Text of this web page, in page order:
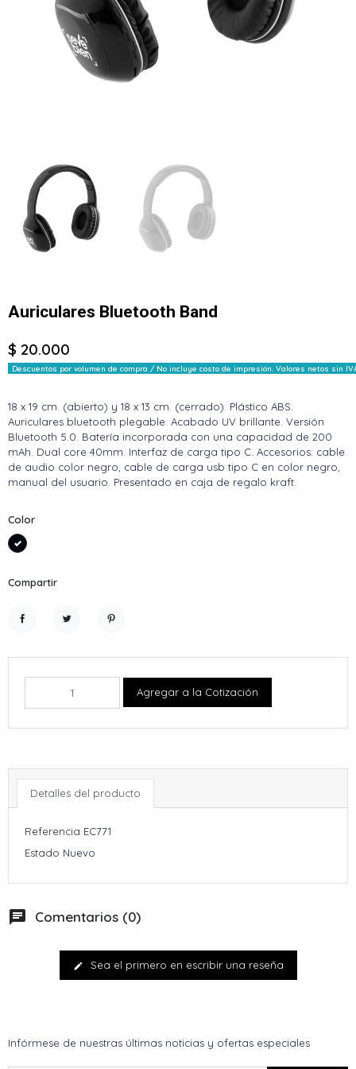
Auriculares Bluetooth Band
$ 20.000
Descuentos por volumen de compra / No incluye costo de impresión. Valores netos sin
18 x 19 cm. (abierto) y 18 x 13 cm. (cerrado). Plástico ABS.
Auriculares bluetooth plegable. Acabado UV brillante. Versión
Bluetooth 5.0. Batería incorporada con una capacidad de 200
mAh. Dual core 40mm. Interfaz de carga tipo C. Accesorios: cable
de audio color negro, cable de carga usb tipo C en color negro,
manual del usuario. Presentado en caja de regalo kraft.
Color
Negro
Compartir
Agregar a la Cotización
Detalles del producto
Referencia EC771
Estado Nuevo
chat Comentarios (0)
edit Sea el primero en escribir una reseña
Infórmese de nuestras últimas noticias y ofertas especiales